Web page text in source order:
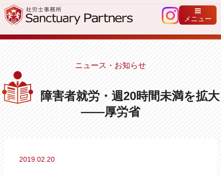
メニュー
ニュース・お知らせ
障害者就労・週20時間未満を拡大
――厚労省
2019.02.20